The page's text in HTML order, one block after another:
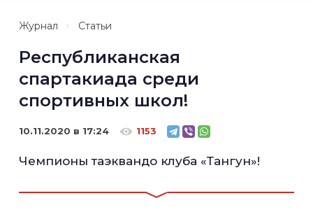
Журнал Статьи
Республиканская
спартакиада среди
спортивных школ!
10.11.2020 в 17:24 1153
Чемпионы таэквандо клуба «Тангун»!